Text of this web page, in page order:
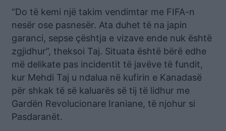
“Do të kemi një takim vendimtar me FIFA-n
nesër ose pasnesër. Ata duhet të na japin
garanci, sepse çështja e vizave ende nuk është
zgjidhur”, theksoi Taj. Situata është bërë edhe
më delikate pas incidentit të javëve të fundit,
kur Mehdi Taj u ndalua në kufirin e Kanadasë
për shkak të së kaluarës së tij të lidhur me
Gardën Revolucionare Iraniane, të njohur si
Pasdaranët.